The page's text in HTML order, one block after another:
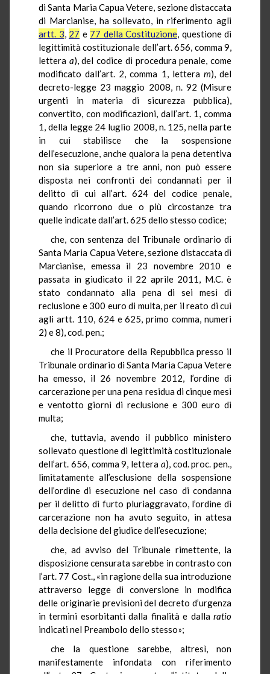
di Santa Maria Capua Vetere, sezione distaccata
di Marcianise, ha sollevato, in riferimento agli
artt. 3, 27 e 77 della Costituzione, questione di
legittimità costituzionale dell’art. 656, comma 9,
lettera a), del codice di procedura penale, come
modificato dall’art. 2, comma 1, lettera m), del
decreto-legge 23 maggio 2008, n. 92 (Misure
urgenti in materia di sicurezza pubblica),
convertito, con modificazioni, dall’art. 1, comma
1, della legge 24 luglio 2008, n. 125, nella parte
in cui stabilisce che la sospensione
dell’esecuzione, anche qualora la pena detentiva
non sia superiore a tre anni, non può essere
disposta nei confronti dei condannati per il
delitto di cui all’art. 624 del codice penale,
quando ricorrono due o più circostanze tra
quelle indicate dall’art. 625 dello stesso codice;
che, con sentenza del Tribunale ordinario di
Santa Maria Capua Vetere, sezione distaccata di
Marcianise, emessa il 23 novembre 2010 e
passata in giudicato il 22 aprile 2011, M.C. è
stato condannato alla pena di sei mesi di
reclusione e 300 euro di multa, per il reato di cui
agli artt. 110, 624 e 625, primo comma, numeri
2) e 8), cod. pen.;
che il Procuratore della Repubblica presso il
Tribunale ordinario di Santa Maria Capua Vetere
ha emesso, il 26 novembre 2012, l’ordine di
carcerazione per una pena residua di cinque mesi
e ventotto giorni di reclusione e 300 euro di
multa;
che, tuttavia, avendo il pubblico ministero
sollevato questione di legittimità costituzionale
dell’art. 656, comma 9, lettera a), cod. proc. pen.,
limitatamente all’esclusione della sospensione
dell’ordine di esecuzione nel caso di condanna
per il delitto di furto pluriaggravato, l’ordine di
carcerazione non ha avuto seguito, in attesa
della decisione del giudice dell’esecuzione;
che, ad avviso del Tribunale rimettente, la
disposizione censurata sarebbe in contrasto con
l’art. 77 Cost., «in ragione della sua introduzione
attraverso legge di conversione in modifica
delle originarie previsioni del decreto d’urgenza
in termini esorbitanti dalla finalità e dalla ratio
indicati nel Preambolo dello stesso»;
che la questione sarebbe, altresì, non
manifestamente infondata con riferimento